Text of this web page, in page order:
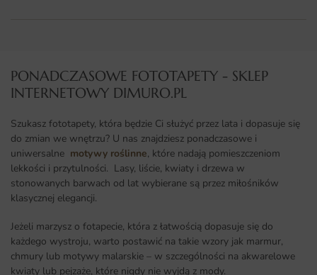
PONADCZASOWE FOTOTAPETY - SKLEP
INTERNETOWY DIMURO.PL​
Szukasz fototapety, która będzie Ci służyć przez lata i dopasuje się
do zmian we wnętrzu? U nas znajdziesz ponadczasowe i
uniwersalne motywy roślinne, które nadają pomieszczeniom
lekkości i przytulności. Lasy, liście, kwiaty i drzewa w
stonowanych barwach od lat wybierane są przez miłośników
klasycznej elegancji.
Jeżeli marzysz o fotapecie, która z łatwością dopasuje się do
każdego wystroju, warto postawić na takie wzory jak marmur,
chmury lub motywy malarskie – w szczególności na akwarelowe
kwiaty lub pejzaże, które nigdy nie wyjdą z mody.